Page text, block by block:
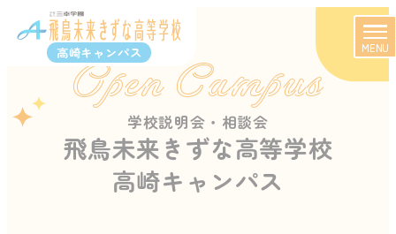
高崎キャンパス MENU
Open Campus
学校説明会・相談会
飛鳥未来きずな高等学校
高崎キャンパス